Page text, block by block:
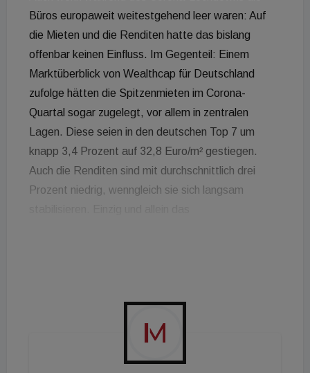
Büros europaweit weitestgehend leer waren: Auf
die Mieten und die Renditen hatte das bislang
offenbar keinen Einfluss. Im Gegenteil: Einem
Marktüberblick von Wealthcap für Deutschland
zufolge hätten die Spitzenmieten im Corona-
Quartal sogar zugelegt, vor allem in zentralen
Lagen. Diese seien in den deutschen Top 7 um
knapp 3,4 Prozent auf 32,8 Euro/m² gestiegen.
Auch die Renditen sind mit durchschnittlich drei
Prozent niedrig, wenngleich sie sich langsam
eingeschränkt möglich waren. So ist, laut
Wealthcap, das Transaktionsvolumen in
Deutschland um 20 Prozent runtergegangen.
Generell haben aber Bürotransaktionen einen hohen